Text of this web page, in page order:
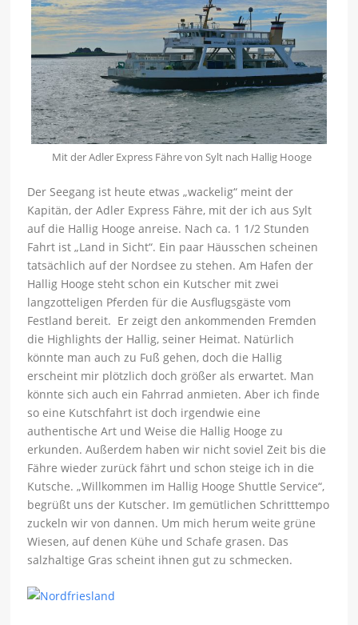
Mit der Adler Express Fähre von Sylt nach Hallig Hooge
Der Seegang ist heute etwas „wackelig“ meint der
Kapitän, der Adler Express Fähre, mit der ich aus Sylt
auf die Hallig Hooge anreise. Nach ca. 1 1/2 Stunden
Fahrt ist „Land in Sicht“. Ein paar Häusschen scheinen
tatsächlich auf der Nordsee zu stehen. Am Hafen der
Hallig Hooge steht schon ein Kutscher mit zwei
langzotteligen Pferden für die Ausflugsgäste vom
Festland bereit. Er zeigt den ankommenden Fremden
die Highlights der Hallig, seiner Heimat. Natürlich
könnte man auch zu Fuß gehen, doch die Hallig
erscheint mir plötzlich doch größer als erwartet. Man
könnte sich auch ein Fahrrad anmieten. Aber ich finde
so eine Kutschfahrt ist doch irgendwie eine
authentische Art und Weise die Hallig Hooge zu
erkunden. Außerdem haben wir nicht soviel Zeit bis die
Fähre wieder zurück fährt und schon steige ich in die
Kutsche. „Willkommen im Hallig Hooge Shuttle Service“,
begrüßt uns der Kutscher. Im gemütlichen Schritttempo
zuckeln wir von dannen. Um mich herum weite grüne
Wiesen, auf denen Kühe und Schafe grasen. Das
salzhaltige Gras scheint ihnen gut zu schmecken.